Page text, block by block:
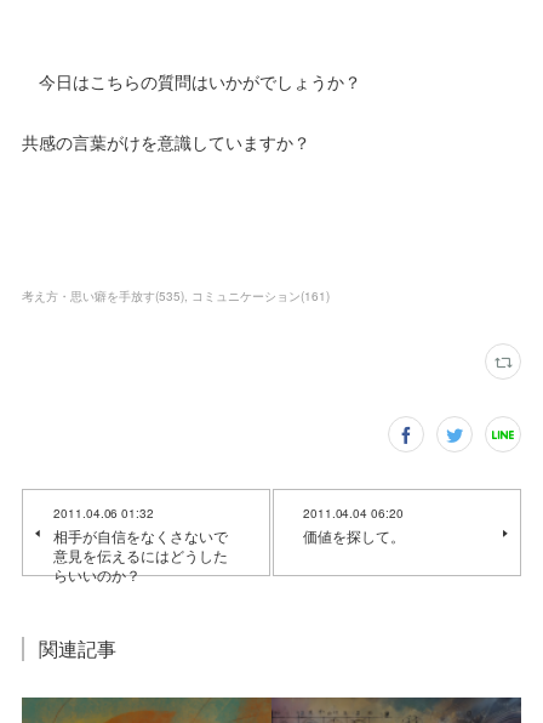
今日はこちらの質問はいかがでしょうか？
共感の言葉がけを意識していますか？
考え方・思い癖を手放す(535) コミュニケーション(161)
2011.04.06 01:32
相手が自信をなくさないで
意見を伝えるにはどうした
らいいのか？
2011.04.04 06:20
価値を探して。
関連記事